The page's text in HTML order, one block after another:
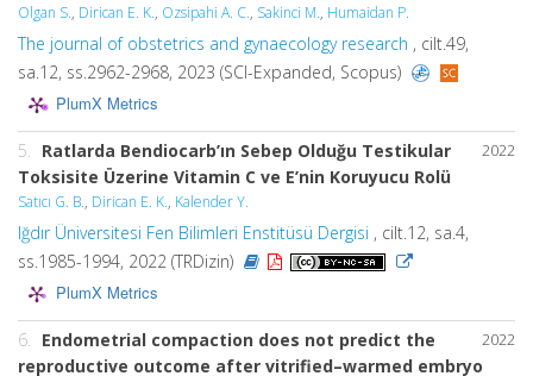
Olgan S., Dirican E. K., Ozsipahi A. C., Sakinci M., Humaidan P.
The journal of obstetrics and gynaecology research , cilt.49,
sa.12, ss.2962-2968, 2023 (SCI-Expanded, Scopus)
PlumX Metrics
2022
5.
Ratlarda Bendiocarb’ın Sebep Olduğu Testikular
Toksisite Üzerine Vitamin C ve E’nin Koruyucu Rolü
Satıcı G. B., Dirican E. K., Kalender Y.
Iğdır Üniversitesi Fen Bilimleri Enstitüsü Dergisi , cilt.12, sa.4,
ss.1985-1994, 2022 (TRDizin)
PlumX Metrics
2022
6.
Endometrial compaction does not predict the
reproductive outcome after vitrified–warmed embryo